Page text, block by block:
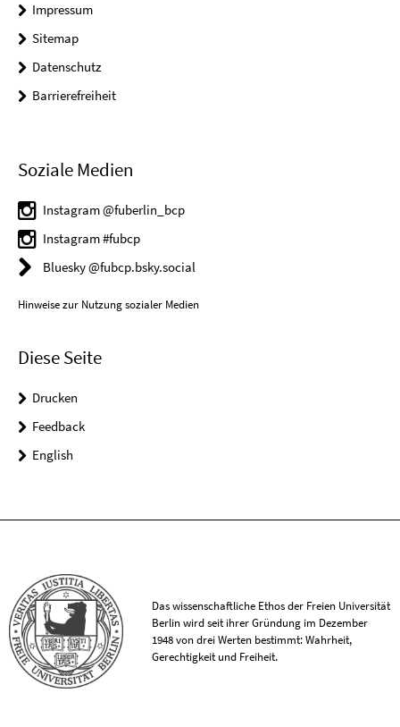
Impressum
Sitemap
Datenschutz
Barrierefreiheit
Soziale Medien
Instagram @fuberlin_bcp
Instagram #fubcp
Bluesky @fubcp.bsky.social
Hinweise zur Nutzung sozialer Medien
Diese Seite
Drucken
Feedback
English
Das wissenschaftliche Ethos der Freien Universität
Berlin wird seit ihrer Gründung im Dezember
1948 von drei Werten bestimmt: Wahrheit,
Gerechtigkeit und Freiheit.